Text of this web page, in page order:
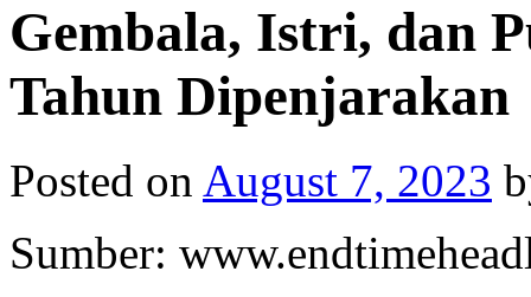
Gembala, Istri, dan
Tahun Dipenjarakan
Posted on August 7, 2023
Sumber: